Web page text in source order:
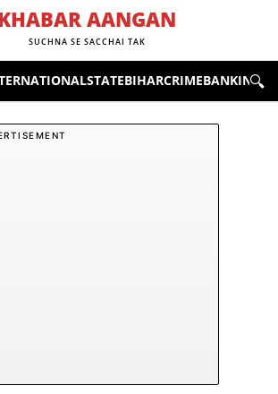
AANGAN
SUCHNA SE SACCHAI TAK
STATEBIHARCRIMEBANKING &
🔍